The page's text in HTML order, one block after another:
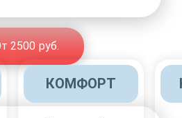
2500 руб.
КОМФОРТ